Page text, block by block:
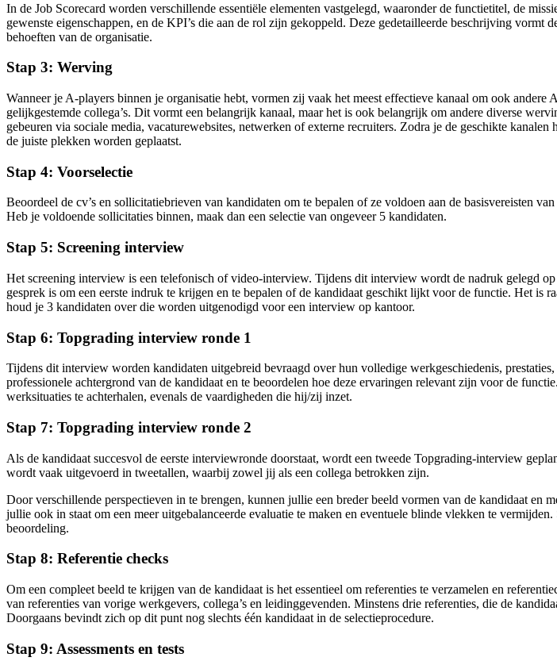
In de Job Scorecard worden verschillende essentiële elementen vastgelegd, waaronder de functietitel, de
gewenste eigenschappen, en de KPI’s die aan de rol zijn gekoppeld. Deze gedetailleerde beschrijving vormt
behoeften van de organisatie.
Stap 3: Werving
Wanneer je A-players binnen je organisatie hebt, vormen zij vaak het meest effectieve kanaal om ook
gelijkgestemde collega’s. Dit vormt een belangrijk kanaal, maar het is ook belangrijk om andere diverse
gebeuren via sociale media, vacaturewebsites, netwerken of externe recruiters. Zodra je de geschikte
de juiste plekken worden geplaatst.
Stap 4: Voorselectie
Beoordeel de cv’s en sollicitatiebrieven van kandidaten om te bepalen of ze voldoen aan de basisvereisten
Heb je voldoende sollicitaties binnen, maak dan een selectie van ongeveer 5 kandidaten.
Stap 5: Screening interview
Het screening interview is een telefonisch of video-interview. Tijdens dit interview wordt de nadruk gelegd
gesprek is om een eerste indruk te krijgen en te bepalen of de kandidaat geschikt lijkt voor de functie. Het
houd je 3 kandidaten over die worden uitgenodigd voor een interview op kantoor.
Stap 6: Topgrading interview ronde 1
Tijdens dit interview worden kandidaten uitgebreid bevraagd over hun volledige werkgeschiedenis,
professionele achtergrond van de kandidaat en te beoordelen hoe deze ervaringen relevant zijn voor de
werksituaties te achterhalen, evenals de vaardigheden die hij/zij inzet.
Stap 7: Topgrading interview ronde 2
Als de kandidaat succesvol de eerste interviewronde doorstaat, wordt een tweede Topgrading-interview
wordt vaak uitgevoerd in tweetallen, waarbij zowel jij als een collega betrokken zijn.
Door verschillende perspectieven in te brengen, kunnen jullie een breder beeld vormen van de kandidaat
jullie ook in staat om een meer uitgebalanceerde evaluatie te maken en eventuele blinde vlekken te
beoordeling.
Stap 8: Referentie checks
Om een compleet beeld te krijgen van de kandidaat is het essentieel om referenties te verzamelen en
van referenties van vorige werkgevers, collega’s en leidinggevenden. Minstens drie referenties, die de
Doorgaans bevindt zich op dit punt nog slechts één kandidaat in de selectieprocedure.
Stap 9: Assessments en tests